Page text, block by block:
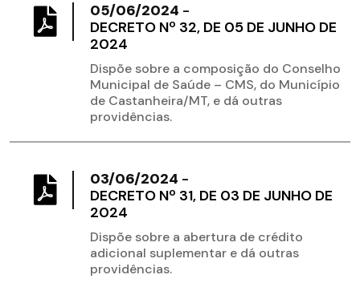
05/06/2024 -
DECRETO Nº 32, DE 05 DE JUNHO DE
2024
Dispõe sobre a composição do Conselho
Municipal de Saúde – CMS, do Município
de Castanheira/MT, e dá outras
providências.
03/06/2024 -
DECRETO Nº 31, DE 03 DE JUNHO DE
2024
Dispõe sobre a abertura de crédito
adicional suplementar e dá outras
providências.